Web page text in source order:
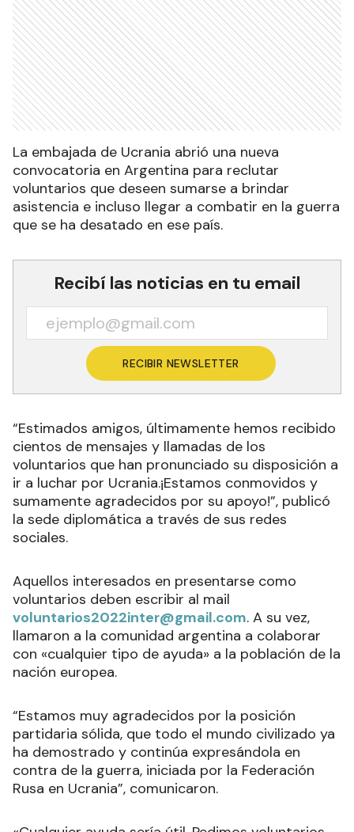
La embajada de Ucrania abrió una nueva
convocatoria en Argentina para reclutar
voluntarios que deseen sumarse a brindar
asistencia e incluso llegar a combatir en la guerra
que se ha desatado en ese país.
Recibí las noticias en tu email
RECIBIR NEWSLETTER
“Estimados amigos, últimamente hemos recibido
cientos de mensajes y llamadas de los
voluntarios que han pronunciado su disposición a
ir a luchar por Ucrania.¡Estamos conmovidos y
sumamente agradecidos por su apoyo!”, publicó
la sede diplomática a través de sus redes
sociales.
Aquellos interesados en presentarse como
voluntarios deben escribir al mail
voluntarios2022inter@gmail.com. A su vez,
llamaron a la comunidad argentina a colaborar
con «cualquier tipo de ayuda» a la población de la
nación europea.
“Estamos muy agradecidos por la posición
partidaria sólida, que todo el mundo civilizado ya
ha demostrado y continúa expresándola en
contra de la guerra, iniciada por la Federación
Rusa en Ucrania”, comunicaron.